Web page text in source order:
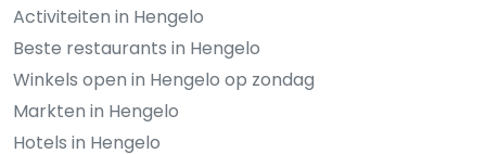
Activiteiten in Hengelo
Beste restaurants in Hengelo
Winkels open in Hengelo op zondag
Markten in Hengelo
Hotels in Hengelo